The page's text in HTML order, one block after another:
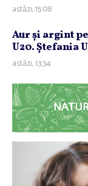
astăzi, 15:08
Aur şi argint
U20. Ştefania
astăzi, 13:34